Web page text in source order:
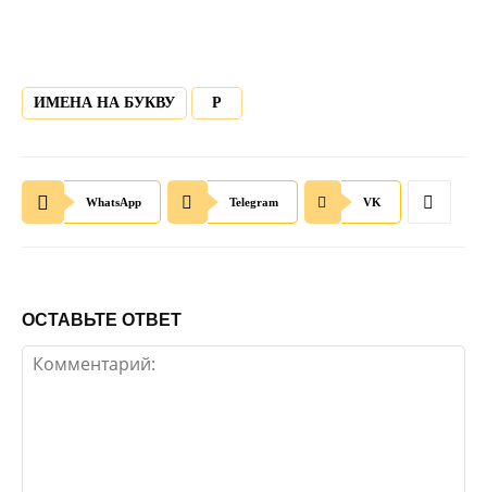
ИМЕНА НА БУКВУ Р
WhatsApp Telegram VK
ОСТАВЬТЕ ОТВЕТ